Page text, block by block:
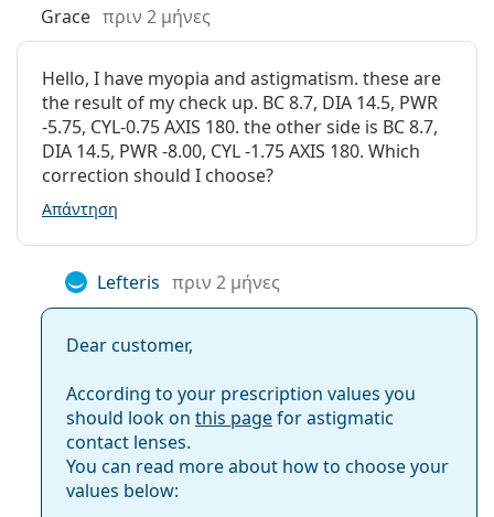
Total 1 Multifocal;
Όσοι έχουν πρεσβυωπία ή σε άτομα με
οφθαλμολογική πάθηση που απαιτεί
Όσοι προτιμούν να φορούν ένα καινούργιο
ζευγάρι φακών ημερήσιας χρήσης κάθε μέρα.
Όσοι θέλουν να σταματήσουν να φορούν γυαλιά
ανάγνωσης σε συνδυασμό με τους φακούς επαφής
τους.
Συχνές ερωτήσεις
Πόσο καιρό μπορείτε να φοράτε τους Dailies
Total 1 Multifocal;
Υλικό:
Delefilcon A
Περιεκτικότητα
σε νερό:
33 %
οξυγόνου:
156 Dk/t
Φίλτρο UV:
Όχι
Υδρογέλη:
Ημ. Λήξης:
Τουλάχιστον 35 μήνες
Απόχρωση:
Όχι
Πακέτο
Κατασκευαστής: Alcon
Grace πριν 2 μήνες
Hello, I have myopia and astigmatism. these are
the result of my check up. BC 8.7, DIA 14.5, PWR
-5.75, CYL-0.75 AXIS 180. the other side is BC 8.7,
DIA 14.5, PWR -8.00, CYL -1.75 AXIS 180. Which
correction should I choose?
Απάντηση
Lefteris πριν 2 μήνες
Dear customer,
According to your prescription values you
should look on this pagefor astigmatic
contact lenses.
You can read more about how to choose your
values below: